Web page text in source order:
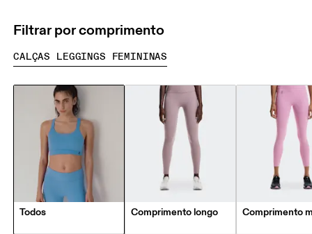
Filtrar por comprimento
CALÇAS LEGGINGS FEMININAS
Todos Comprimento longo Comprimento